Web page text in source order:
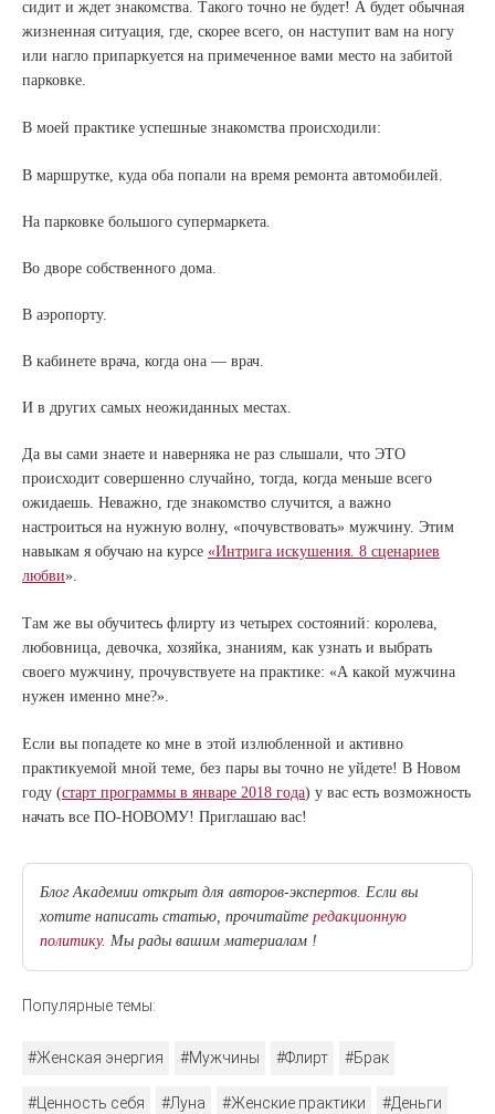
сидит и ждет знакомства. Такого точно не будет! А будет обычная
жизненная ситуация, где, скорее всего, он наступит вам на ногу
или нагло припаркуется на примеченное вами место на забитой
парковке.
В моей практике успешные знакомства происходили:
В маршрутке, куда оба попали на время ремонта автомобилей.
На парковке большого супермаркета.
Во дворе собственного дома.
В аэропорту.
В кабинете врача, когда она — врач.
И в других самых неожиданных местах.
Да вы сами знаете и наверняка не раз слышали, что ЭТО
происходит совершенно случайно, тогда, когда меньше всего
ожидаешь. Неважно, где знакомство случится, а важно
настроиться на нужную волну, «почувствовать» мужчину. Этим
навыкам я обучаю на курсе «Интрига искушения. 8 сценариев
любви».
Там же вы обучитесь флирту из четырех состояний: королева,
любовница, девочка, хозяйка, знаниям, как узнать и выбрать
своего мужчину, прочувствуете на практике: «А какой мужчина
нужен именно мне?».
Если вы попадете ко мне в этой излюбленной и активно
практикуемой мной теме, без пары вы точно не уйдете! В Новом
году (старт программы в январе 2018 года) у вас есть возможность
начать все ПО-НОВОМУ! Приглашаю вас!
Блог Академии открыт для авторов-экспертов. Если вы
хотите написать статью, прочитайте редакционную
политику. Мы рады вашим материалам !
Популярные темы:
#Женская энергия #Мужчины #Флирт #Брак
#Ценность себя #Луна #Женские практики #Деньги